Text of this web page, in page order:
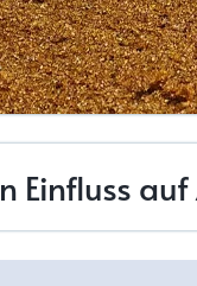
Einfluss